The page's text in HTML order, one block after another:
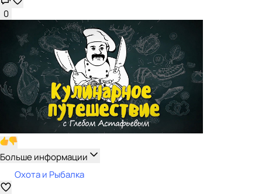
0
Больше информации
Охота и Рыбалка